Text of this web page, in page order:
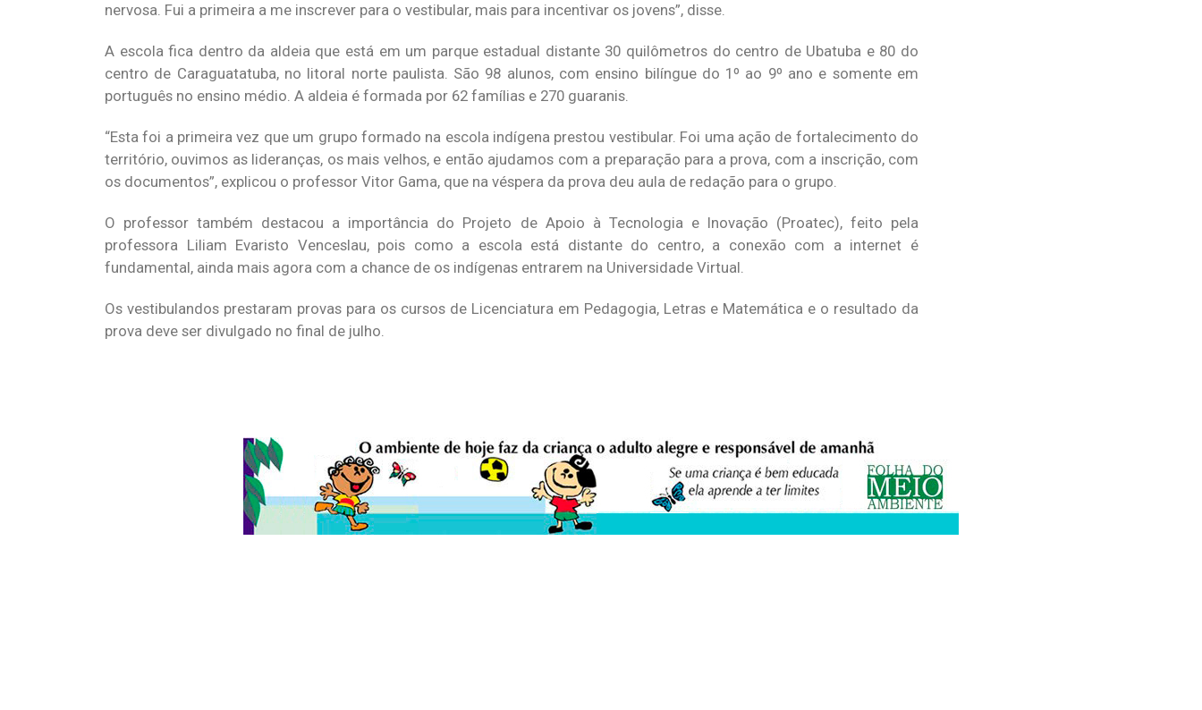
nervosa. Fui a primeira a me inscrever para o vestibular, mais para incentivar os jovens”, disse.
A escola fica dentro da aldeia que está em um parque estadual distante 30 quilômetros do centro de Ubatuba e 80 do
centro de Caraguatatuba, no litoral norte paulista. São 98 alunos, com ensino bilíngue do 1º ao 9º ano e somente em
português no ensino médio. A aldeia é formada por 62 famílias e 270 guaranis.
“Esta foi a primeira vez que um grupo formado na escola indígena prestou vestibular. Foi uma ação de fortalecimento do
território, ouvimos as lideranças, os mais velhos, e então ajudamos com a preparação para a prova, com a inscrição, com
os documentos”, explicou o professor Vitor Gama, que na véspera da prova deu aula de redação para o grupo.
O professor também destacou a importância do Projeto de Apoio à Tecnologia e Inovação (Proatec), feito pela
professora Liliam Evaristo Venceslau, pois como a escola está distante do centro, a conexão com a internet é
fundamental, ainda mais agora com a chance de os indígenas entrarem na Universidade Virtual.
Os vestibulandos prestaram provas para os cursos de Licenciatura em Pedagogia, Letras e Matemática e o resultado da
prova deve ser divulgado no final de julho.